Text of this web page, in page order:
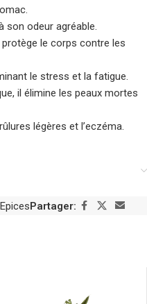
son odeur agréable.
le corps contre les
le stress et la fatigue.
il élimine les peaux mortes
légères et l’eczéma.
Partager: